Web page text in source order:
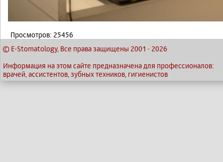
Просмотров: 25456
© E-Stomatology, Все права защищены 2001 - 2026
Информация на этом сайте предназначена для профессионалов:
врачей, ассистентов, зубных техников, гигиенистов